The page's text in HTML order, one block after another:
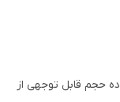
حجم قابل توجهی از